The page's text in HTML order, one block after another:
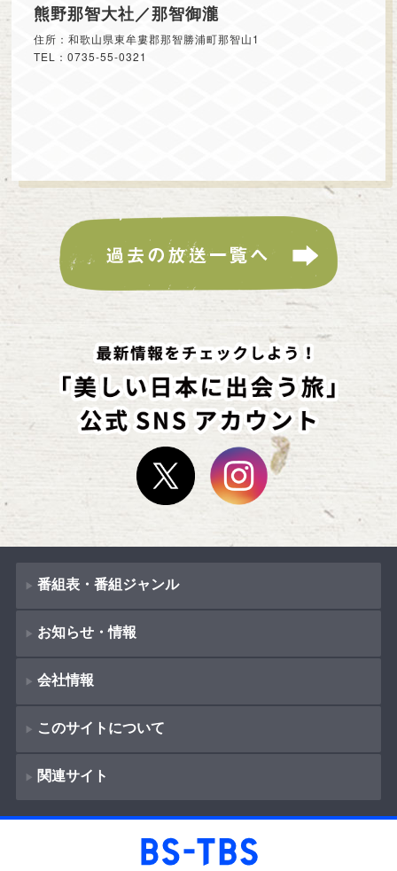
熊野那智大社／那智御瀧
住所：和歌山県東牟婁郡那智勝浦町那智山1
TEL：0735-55-0321
番組表・番組ジャンル
番組表
番組ジャンル
ドラマ
映画
お知らせ・情報
新着情報
お知らせ
イベント
ショッピング
会社情報
会社概要
（Company Information）
このサイトについて
著作権とリンク
サイトポリシー
関連サイト